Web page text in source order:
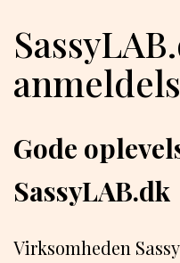
Gode
SassyLAB.dk
Virksomheden